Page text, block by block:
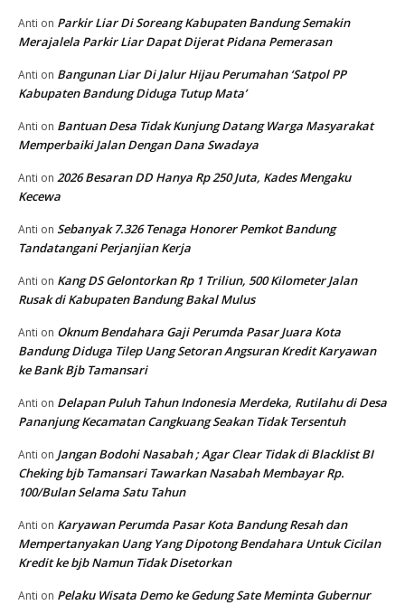
Anti on Parkir Liar Di Soreang Kabupaten Bandung Semakin
Merajalela Parkir Liar Dapat Dijerat Pidana Pemerasan
Anti on Bangunan Liar Di Jalur Hijau Perumahan ‘Satpol PP
Kabupaten Bandung Diduga Tutup Mata’
Anti on Bantuan Desa Tidak Kunjung Datang Warga Masyarakat
Memperbaiki Jalan Dengan Dana Swadaya
Anti on 2026 Besaran DD Hanya Rp 250 Juta, Kades Mengaku
Kecewa
Anti on Sebanyak 7.326 Tenaga Honorer Pemkot Bandung
Tandatangani Perjanjian Kerja
Anti on Kang DS Gelontorkan Rp 1 Triliun, 500 Kilometer Jalan
Rusak di Kabupaten Bandung Bakal Mulus
Anti on Oknum Bendahara Gaji Perumda Pasar Juara Kota
Bandung Diduga Tilep Uang Setoran Angsuran Kredit Karyawan
ke Bank Bjb Tamansari
Anti on Delapan Puluh Tahun Indonesia Merdeka, Rutilahu di Desa
Pananjung Kecamatan Cangkuang Seakan Tidak Tersentuh
Anti on Jangan Bodohi Nasabah ; Agar Clear Tidak di Blacklist BI
Cheking bjb Tamansari Tawarkan Nasabah Membayar Rp.
100/Bulan Selama Satu Tahun
Anti on Karyawan Perumda Pasar Kota Bandung Resah dan
Mempertanyakan Uang Yang Dipotong Bendahara Untuk Cicilan
Kredit ke bjb Namun Tidak Disetorkan
Anti on Pelaku Wisata Demo ke Gedung Sate Meminta Gubernur